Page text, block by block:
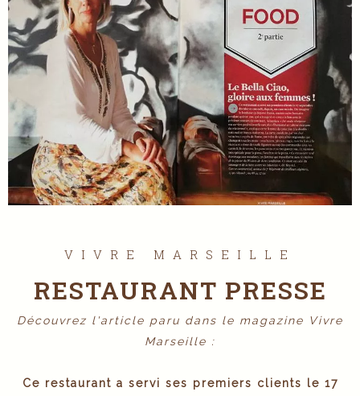
VIVRE MARSEILLE
RESTAURANT PRESSE
Découvrez l'article paru dans le magazine Vivre
Marseille :
Ce restaurant a servi ses premiers clients le 17